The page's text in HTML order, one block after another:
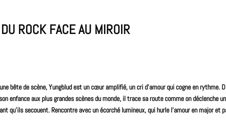
ROCK FACE AU MIROIR
bête de scène, Yungblud est un cœur amplifié, un cri d’amour qui cogne en rythme.
enfance aux plus grandes scènes du monde, il trace sa route comme on déclenche
secouent. Rencontre avec un écorché lumineux, qui hurle l’amour en major et